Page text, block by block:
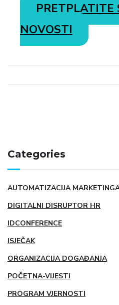
PRETPLATITE
NOVOSTI
Categories
AUTOMATIZACIJA
DIGITALNI DISRUPTOR HR
IDCONFERENCE
ISJEČAK
ORGANIZACIJA DOGAĐANJA
POČETNA-VIJESTI
PROGRAM VJERNOSTI